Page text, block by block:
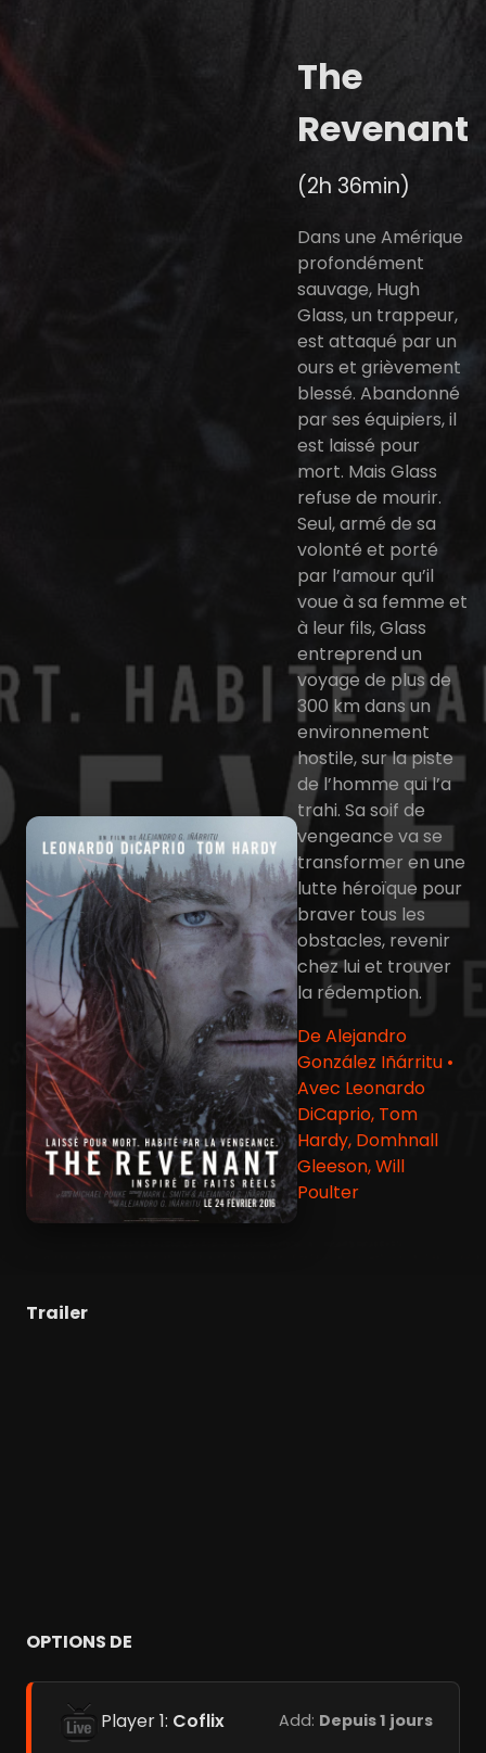
The
Revenant
(2h 36min)
Dans une Amérique
profondément
sauvage, Hugh
Glass, un trappeur,
est attaqué par un
ours et grièvement
blessé. Abandonné
par ses équipiers, il
est laissé pour
mort. Mais Glass
refuse de mourir.
Seul, armé de sa
volonté et porté
par l’amour qu’il
voue à sa femme et
à leur fils, Glass
entreprend un
voyage de plus de
300 km dans un
environnement
hostile, sur la piste
de l’homme qui l’a
trahi. Sa soif de
vengeance va se
transformer en une
lutte héroïque pour
braver tous les
obstacles, revenir
chez lui et trouver
la rédemption.
De Alejandro
González Iñárritu •
Avec Leonardo
DiCaprio, Tom
Hardy, Domhnall
Gleeson, Will
Poulter
Trailer
OPTIONS DE
Player 1: Coflix Add: Depuis 1 jours